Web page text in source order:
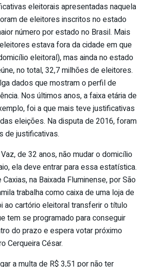
eleitorais apresentadas naquela
de eleitores inscritos no estado
número por estado no Brasil. Mais
estava fora da cidade em que
eleitoral), mas ainda no estado
no total, 32,7 milhões de eleitores.
dados que mostram o perfil de
Nos últimos anos, a faixa etária de
foi a que mais teve justificativas
eleições. Na disputa de 2016, foram
de justificativas.
de 32 anos, não mudar o domicílio
ela deve entrar para essa estatística.
na Baixada Fluminense, por São
trabalha como caixa de uma loja de
ao cartório eleitoral transferir o título
tem se programado para conseguir
do prazo e espera votar próximo
Cerqueira César.
a multa de R$ 3,51 por não ter